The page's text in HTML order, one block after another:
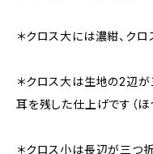
＊クロス大には濃紺、クロ
＊クロス大は生地の2辺
耳を残した仕上げです（ほ
＊クロス小は長辺が三つ